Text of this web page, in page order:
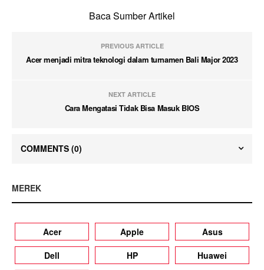
Baca Sumber Artikel
PREVIOUS ARTICLE
Acer menjadi mitra teknologi dalam turnamen Bali Major 2023
NEXT ARTICLE
Cara Mengatasi Tidak Bisa Masuk BIOS
COMMENTS (0)
MEREK
Acer Apple
Asus
Dell
HP
Huawei